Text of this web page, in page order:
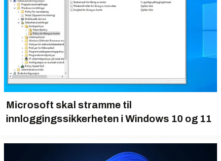
Microsoft skal stramme til
innloggingssikkerheten i Windows 10 og 11